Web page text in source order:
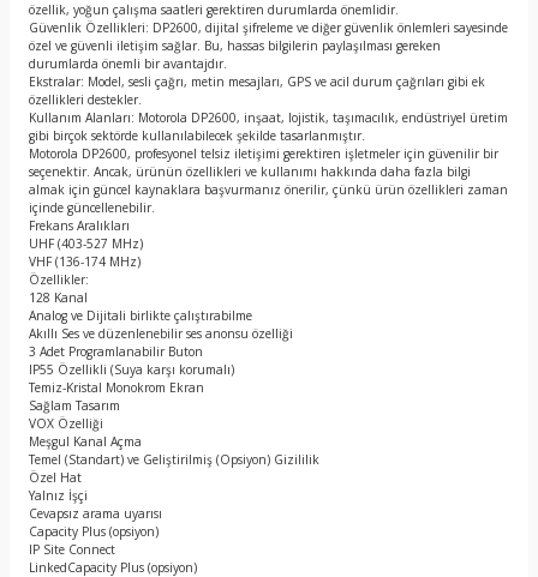
özellik, yoğun çalışma saatleri gerektiren durumlarda önemlidir.
Güvenlik Özellikleri: DP2600, dijital şifreleme ve diğer güvenlik önlemleri sayesinde
özel ve güvenli iletişim sağlar. Bu, hassas bilgilerin paylaşılması gereken
durumlarda önemli bir avantajdır.
Ekstralar: Model, sesli çağrı, metin mesajları, GPS ve acil durum çağrıları gibi ek
özellikleri destekler.
Kullanım Alanları: Motorola DP2600, inşaat, lojistik, taşımacılık, endüstriyel üretim
gibi birçok sektörde kullanılabilecek şekilde tasarlanmıştır.
Motorola DP2600, profesyonel telsiz iletişimi gerektiren işletmeler için güvenilir bir
seçenektir. Ancak, ürünün özellikleri ve kullanımı hakkında daha fazla bilgi
almak için güncel kaynaklara başvurmanız önerilir, çünkü ürün özellikleri zaman
içinde güncellenebilir.
Frekans Aralıkları
UHF (403-527 MHz)
VHF (136-174 MHz)
Özellikler:
128 Kanal
Analog ve Dijitali birlikte çalıştırabilme
Akıllı Ses ve düzenlenebilir ses anonsu özelliği
3 Adet Programlanabilir Buton
IP55 Özellikli (Suya karşı korumalı)
Temiz-Kristal Monokrom Ekran
Sağlam Tasarım
VOX Özelliği
Meşgul Kanal Açma
Temel (Standart) ve Geliştirilmiş (Opsiyon) Gizililik
Özel Hat
Yalnız İşçi
Cevapsız arama uyarısı
Capacity Plus (opsiyon)
IP Site Connect
LinkedCapacity Plus (opsiyon)